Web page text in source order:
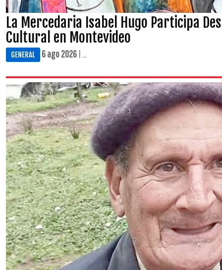
La Mercedaria Isabel Hugo Participa
Cultural en Montevideo
GENERAL 6 ago 2026 | ...